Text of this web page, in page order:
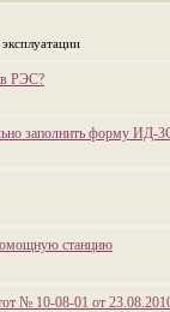
РЭС?
заполнить форму ИД-
станцию
№ 10-08-01 от